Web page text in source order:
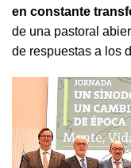
en constante
de una pastoral
de respuestas a los